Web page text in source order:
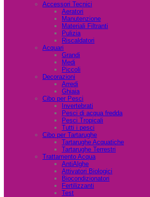
Accessori Tecnici
Aeratori
Manutenzione
Materiali Filtranti
Pulizia
Riscaldatori
Acquari
Grandi
Medi
Piccoli
Decorazioni
Arredi
Ghiaia
Cibo per Pesci
Invertebrati
Pesci di acqua fredda
Pesci Tropicali
Tutti i pesci
Cibo per Tartarughe
Tartarughe Acquatiche
Tartarughe Terrestri
Trattamento Acqua
AntiAlghe
Attivatori Biologici
Biocondizionatori
Fertilizzanti
Test